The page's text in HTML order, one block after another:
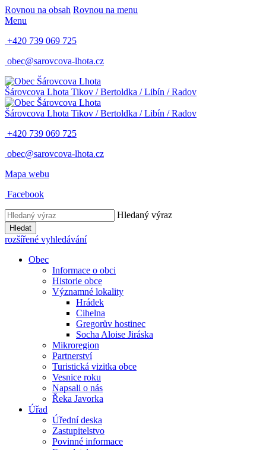
Rovnou na obsah Rovnou na menu
Menu
+420 739 069 725
obec@sarovcova-lhota.cz
Šárovcova Lhota Tikov / Bertoldka / Libín / Radov
Šárovcova Lhota Tikov / Bertoldka / Libín / Radov
+420 739 069 725
obec@sarovcova-lhota.cz
Mapa webu
Facebook
Hledaný výraz
Hledat
rozšířené vyhledávání
Obec
Informace o obci
Historie obce
Významné lokality
Hrádek
Cihelna
Gregorův hostinec
Socha Aloise Jiráska
Mikroregion
Partnerství
Turistická vizitka obce
Vesnice roku
Napsali o nás
Řeka Javorka
Úřad
Úřední deska
Zastupitelstvo
Povinné informace